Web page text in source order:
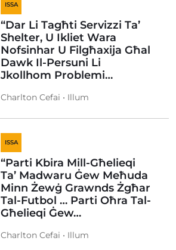
ISSA
“Dar Li Tagħti Servizzi Ta’
Shelter, U Ikliet Wara
Nofsinhar U Filgħaxija Għal
Dawk Il-Persuni Li
Jkollhom Problemi…
Charlton Cefai • Illum
ISSA
“Parti Kbira Mill-Għelieqi
Ta’ Madwaru Ġew Meħuda
Minn Żewġ Grawnds Żgħar
Tal-Futbol … Parti Oħra Tal-
Għelieqi Ġew…
Charlton Cefai • Illum